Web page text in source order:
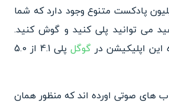
بیش از 50 میلیون پادکست متنوع وجود دارد که شما
می توانید پلی کنید و گوش کنید.
این اپلیکیشن در گوگل
پلی 4.1 از 5.0
های صوتی اورده اند که منظور همان